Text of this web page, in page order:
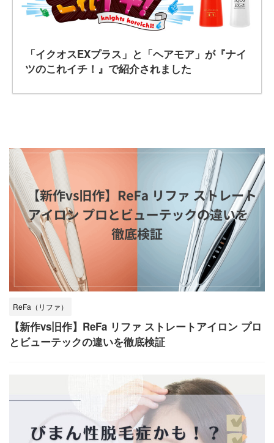
「イクオスEXプラス」と「ヘアモア」が『ナイ
ツのこれイチ！』で紹介されました
ReFa（リファ）
【新作vs旧作】ReFa リファ ストレートアイロン プロ
とビューテックの違いを徹底検証